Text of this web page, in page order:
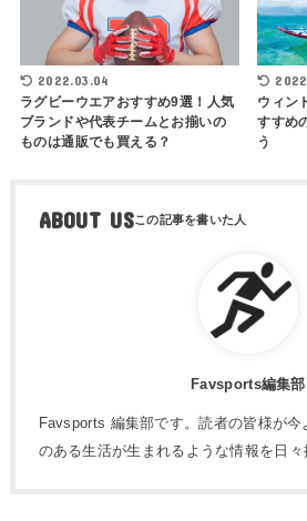
2022.03.04
ラグビーウエアおすすめ9選！人気
ブランドや代表チームとお揃いの
ものは通販でも買える？
ウィン
すすめ
う
ABOUT US
Favsports編集部
Favsports 編集部です。読者の皆様が今
のある生活が生まれるような情報を日々